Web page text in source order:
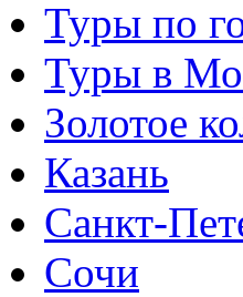
Туры по
Туры в
Золотое
Казань
Санкт-
Сочи